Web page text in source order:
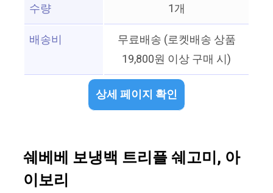
수량
1개
배송비
무료배송 (로켓배송 상품
19,800원 이상 구매 시)
상세 페이지 확인
쉐베베 보냉백 트리플 쉐고미, 아
이보리